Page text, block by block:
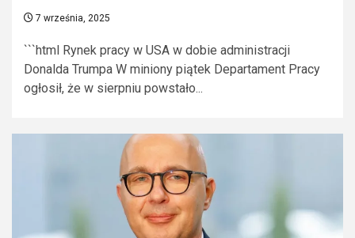
7 września, 2025
```html Rynek pracy w USA w dobie administracji
Donalda Trumpa W miniony piątek Departament Pracy
ogłosił, że w sierpniu powstało...